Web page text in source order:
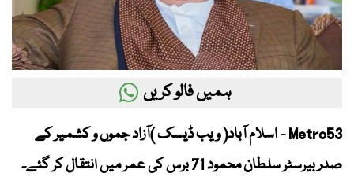
ہمیں فالو کریں
Metro53 - اسلام آباد( ویب ڈیسک )آزاد جموں و کشمیر کے
صدر بیرسٹر سلطان محمود 71 برس کی عمر میں انتقال کر گئے۔